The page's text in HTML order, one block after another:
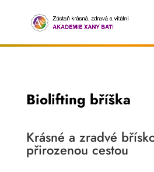
Biolifting bříška
Krásné a zradvé
přirozenou cestou